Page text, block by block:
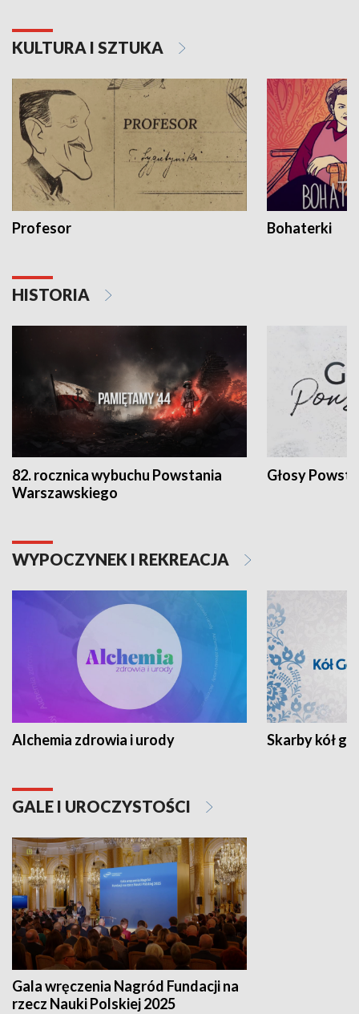
KULTURA I SZTUKA
Profesor Bohaterki
HISTORIA
82. rocznica wybuchu Powstania
Warszawskiego
Głosy
WYPOCZYNEK I REKREACJA
Alchemia zdrowia i urody Skarby kół
GALE I UROCZYSTOŚCI
Gala wręczenia Nagród Fundacji na
rzecz Nauki Polskiej 2025